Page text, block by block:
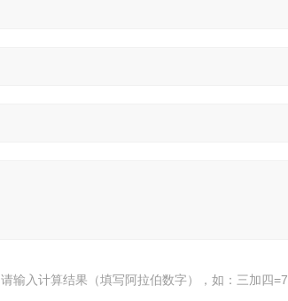
请输入计算结果（填写阿拉伯数字），如：三加四=7